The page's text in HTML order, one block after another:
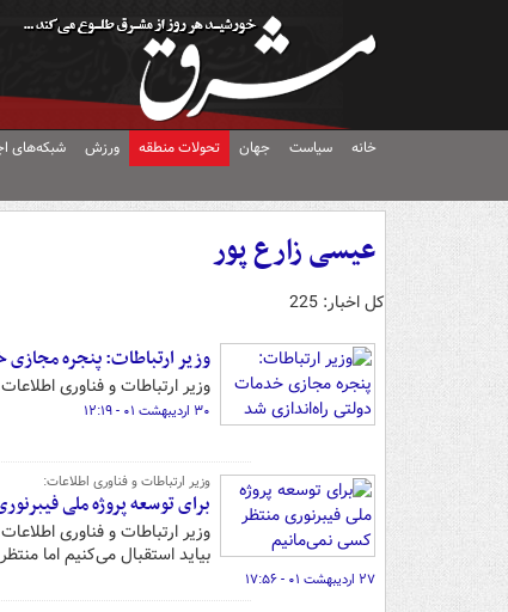
خانه سیاست جهان تحولات منطقه ورزش شبکه‌های
عیسی زارع پور
کل اخبار: 225
وزیر ارتباطات: پنجره
وزیر ارتباطات و فناوری
۳۰ اردیبهشت ۰۱ - ۱۲:۱۹
وزیر ارتباطات و فناوری اطلاعات:
برای توسعه پروژه ملی
وزیر ارتباطات و فناوری
بیاید استقبال می‌کنیم اما
۲۷ اردیبهشت ۰۱ - ۱۷:۵۶